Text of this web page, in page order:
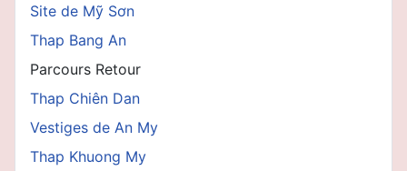
Site de Mỹ Sơn
Thap Bang An
Parcours Retour
Thap Chiên Dan
Vestiges de An My
Thap Khuong My